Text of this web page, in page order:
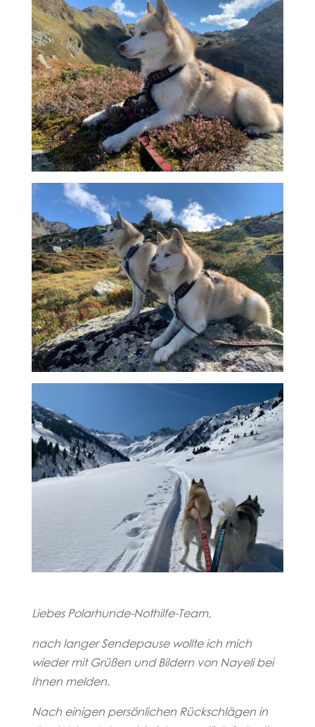
Liebes Polarhunde-Nothilfe-Team,
nach langer Sendepause wollte ich mich
wieder mit Grüßen und Bildern von Nayeli bei
Ihnen melden.
Nach einigen persönlichen Rückschlägen in